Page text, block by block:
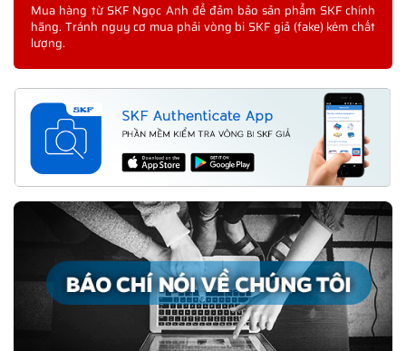
Mua hàng từ SKF Ngọc Anh để đảm bảo sản phẩm SKF chính
hãng. Tránh nguy cơ mua phải vòng bi SKF giả (fake) kém chất
lượng.